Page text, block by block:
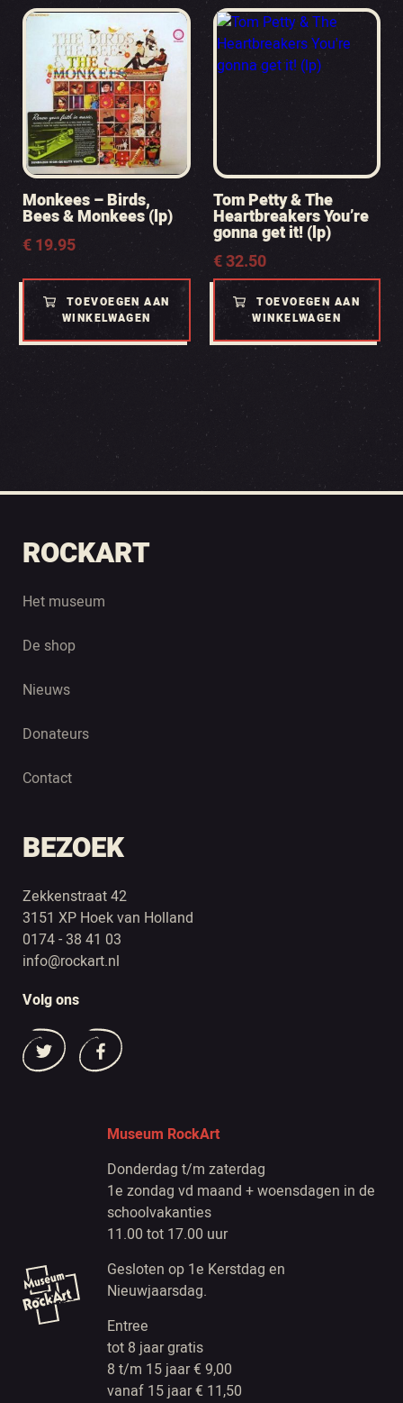
Monkees – Birds,
Bees & Monkees (lp)
€19.95
TOEVOEGEN AAN
WINKELWAGEN
Tom Petty & The
Heartbreakers You’re
gonna get it! (lp)
€32.50
TOEVOEGEN AAN
WINKELWAGEN
ROCKART
Het museum
De shop
Nieuws
Donateurs
Contact
BEZOEK
Zekkenstraat 42
3151 XP Hoek van Holland
0174 - 38 41 03
info@rockart.nl
Volg ons
Museum RockArt
Donderdag t/m zaterdag
1e zondag vd maand + woensdagen in de
schoolvakanties
11.00 tot 17.00 uur
Gesloten op 1e Kerstdag en
Nieuwjaarsdag.
Entree
tot 8 jaar gratis
8 t/m 15 jaar € 9,00
vanaf 15 jaar € 11,50